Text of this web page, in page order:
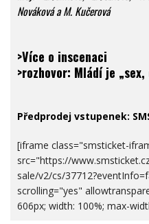
Novákováa M. Kučerová
>Více o inscenaci
>rozhovor: Mládí je
Předprodej vstupenek:
[iframe class="smsticket-
src="https://
sale/v2/cs/
scrolling="yes"
606px; width: 100%; max-